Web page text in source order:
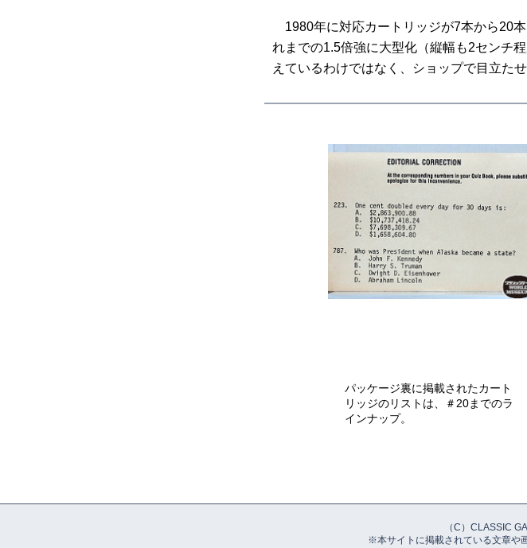
1980年に対応カートリッジが7本から20
れまでの1.5倍強に大型化（縦幅も2センチ
えているわけではなく、ショップで目立た
パッケージ裏に掲載されたカート
リッジのリストは、＃20までのラ
インナップ。
（C）CLASSIC
※本サイトに掲載されている文章や